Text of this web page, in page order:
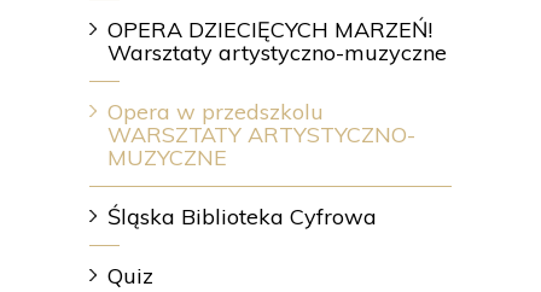
OPERA DZIECIĘCYCH MARZEŃ!
Warsztaty artystyczno-muzyczne
Opera w przedszkolu
WARSZTATY ARTYSTYCZNO-
MUZYCZNE
Śląska Biblioteka Cyfrowa
Quiz